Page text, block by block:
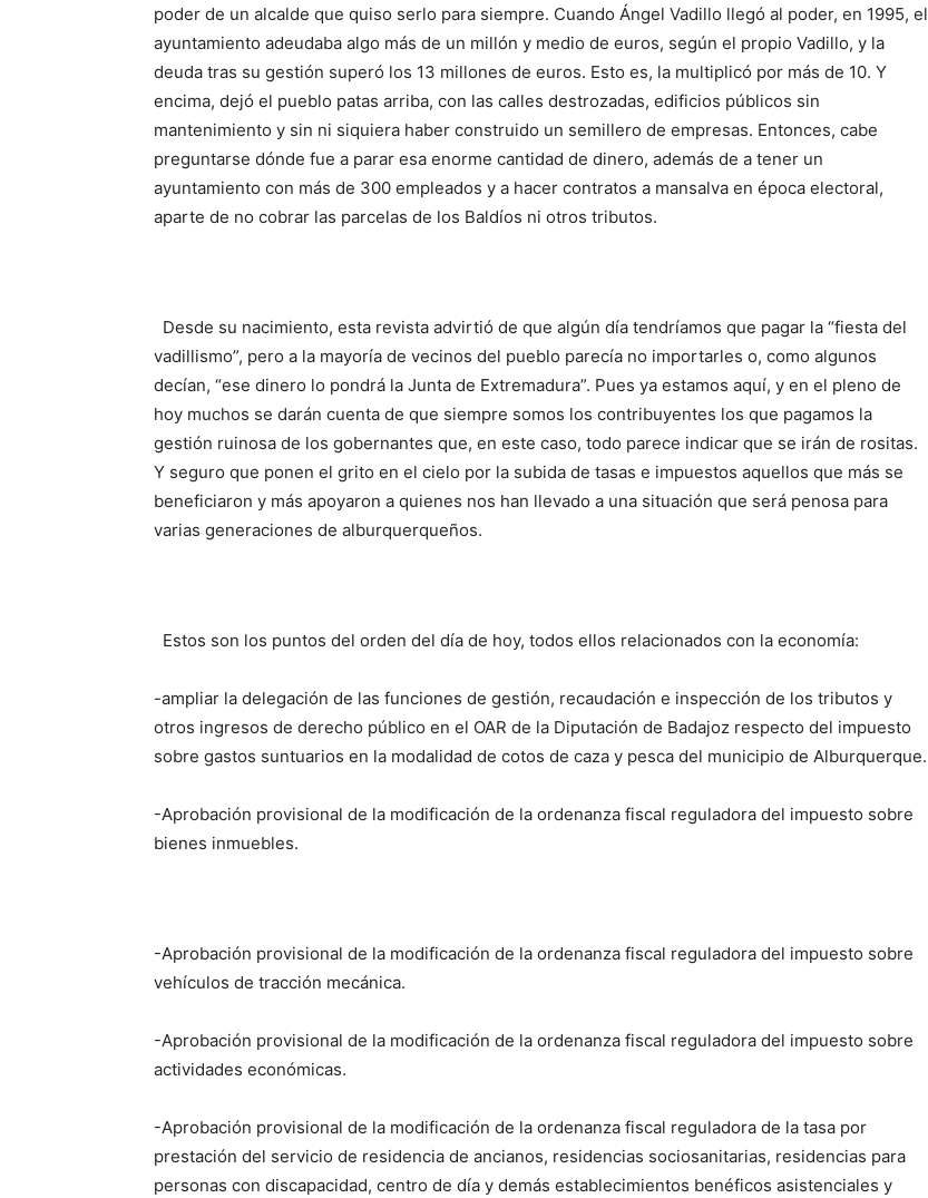
poder de un alcalde que quiso serlo para siempre. Cuando Ángel Vadillo llegó al poder, en 1995, el
ayuntamiento adeudaba algo más de un millón y medio de euros, según el propio Vadillo, y la
deuda tras su gestión superó los 13 millones de euros. Esto es, la multiplicó por más de 10. Y
encima, dejó el pueblo patas arriba, con las calles destrozadas, edificios públicos sin
mantenimiento y sin ni siquiera haber construido un semillero de empresas. Entonces, cabe
preguntarse dónde fue a parar esa enorme cantidad de dinero, además de a tener un
ayuntamiento con más de 300 empleados y a hacer contratos a mansalva en época electoral,
aparte de no cobrar las parcelas de los Baldíos ni otros tributos.
Desde su nacimiento, esta revista advirtió de que algún día tendríamos que pagar la “fiesta del
vadillismo”, pero a la mayoría de vecinos del pueblo parecía no importarles o, como algunos
decían, “ese dinero lo pondrá la Junta de Extremadura”. Pues ya estamos aquí, y en el pleno de
hoy muchos se darán cuenta de que siempre somos los contribuyentes los que pagamos la
gestión ruinosa de los gobernantes que, en este caso, todo parece indicar que se irán de rositas.
Y seguro que ponen el grito en el cielo por la subida de tasas e impuestos aquellos que más se
beneficiaron y más apoyaron a quienes nos han llevado a una situación que será penosa para
varias generaciones de alburquerqueños.
Estos son los puntos del orden del día de hoy, todos ellos relacionados con la economía:
-ampliar la delegación de las funciones de gestión, recaudación e inspección de los tributos y
otros ingresos de derecho público en el OAR de la Diputación de Badajoz respecto del impuesto
sobre gastos suntuarios en la modalidad de cotos de caza y pesca del municipio de Alburquerque.
-Aprobación provisional de la modificación de la ordenanza fiscal reguladora del impuesto sobre
bienes inmuebles.
-Aprobación provisional de la modificación de la ordenanza fiscal reguladora del impuesto sobre
vehículos de tracción mecánica.
-Aprobación provisional de la modificación de la ordenanza fiscal reguladora del impuesto sobre
actividades económicas.
-Aprobación provisional de la modificación de la ordenanza fiscal reguladora de la tasa por
prestación del servicio de residencia de ancianos, residencias sociosanitarias, residencias para
personas con discapacidad, centro de día y demás establecimientos benéficos asistenciales y